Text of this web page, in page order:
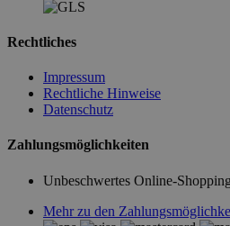
Rechtliches
Impressum
Rechtliche Hinweise
Datenschutz
Zahlungsmöglichkeiten
Unbeschwertes Online-
Mehr zu den